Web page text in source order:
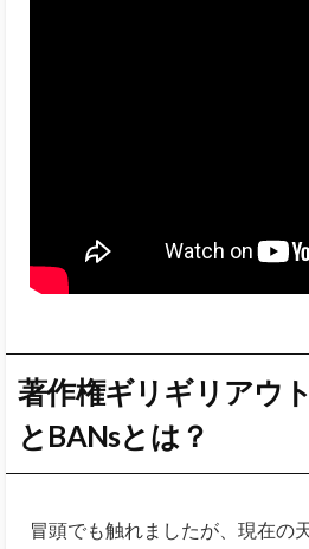
著作権ギリギリアウ
とBANsとは？
冒頭でも触れましたが、現在の